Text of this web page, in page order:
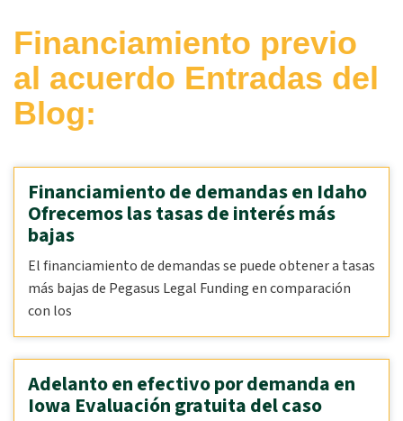
Financiamiento previo
al acuerdo Entradas del
Blog:
Financiamiento de demandas en Idaho
Ofrecemos las tasas de interés más
bajas
El financiamiento de demandas se puede obtener a tasas
más bajas de Pegasus Legal Funding en comparación
con los
Adelanto en efectivo por demanda en
Iowa Evaluación gratuita del caso